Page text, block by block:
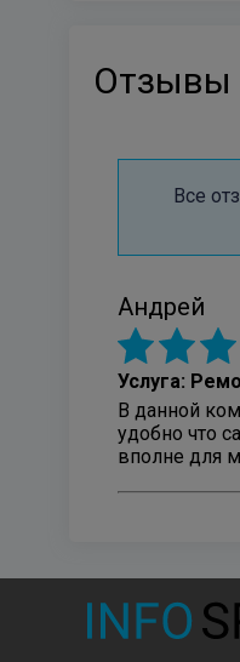
Отзывы
Все
Андрей
Услуга:
В данной
удобно что
вполне для